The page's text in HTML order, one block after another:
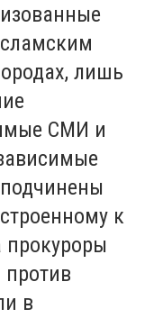
лишь
СМИ и
к
прокуроры
в